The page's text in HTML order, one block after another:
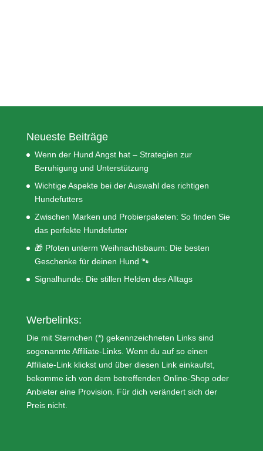
Neueste Beiträge
Wenn der Hund Angst hat – Strategien zur
Beruhigung und Unterstützung
Wichtige Aspekte bei der Auswahl des richtigen
Hundefutters
Zwischen Marken und Probierpaketen: So finden Sie
das perfekte Hundefutter
🎁 Pfoten unterm Weihnachtsbaum: Die besten
Geschenke für deinen Hund 🐾
Signalhunde: Die stillen Helden des Alltags
Werbelinks:
Die mit Sternchen (*) gekennzeichneten Links sind
sogenannte Affiliate-Links. Wenn du auf so einen
Affiliate-Link klickst und über diesen Link einkaufst,
bekomme ich von dem betreffenden Online-Shop oder
Anbieter eine Provision. Für dich verändert sich der
Preis nicht.